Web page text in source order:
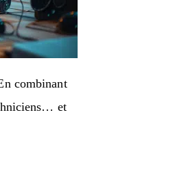
combinant
et